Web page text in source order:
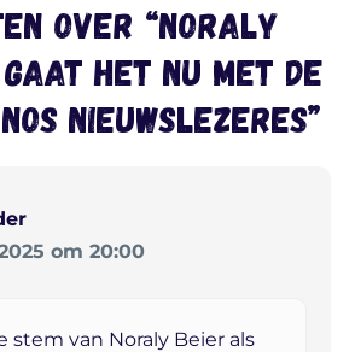
over “Noraly
het nu met de
nieuwslezeres”
om 20:00
stem van Noraly Beier als